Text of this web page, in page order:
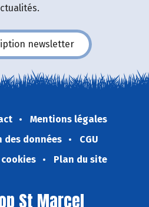
newsletter
Mentions légales
des données
CGU
Plan du site
St Marcel